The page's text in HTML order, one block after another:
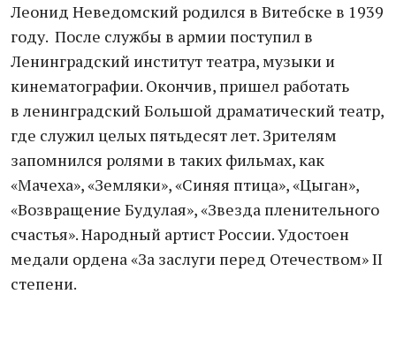
Леонид Неведомский родился в Витебске в 1939
году. После службы в армии поступил в
Ленинградский институт театра, музыки и
кинематографии. Окончив, пришел работать
в ленинградский Большой драматический театр,
где служил целых пятьдесят лет. Зрителям
запомнился ролями в таких фильмах, как
«Мачеха», «Земляки», «Синяя птица», «Цыган»,
«Возвращение Будулая», «Звезда пленительного
счастья». Народный артист России. Удостоен
медали ордена «За заслуги перед Отечеством» II
степени.